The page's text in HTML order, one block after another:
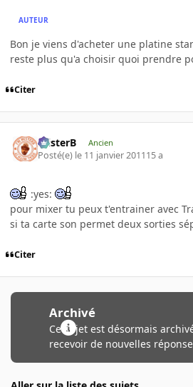
AUTEUR
Bon je viens d'acheter une platine
reste plus qu'a choisir quoi prendre
Citer
misterB Ancien
Posté(e) le 11 janvier 201115 a
:yes:
pour mixer tu peux t'entrainer avec
si ta carte son permet deux sorties
Citer
Archivé
Ce sujet est désormais
recevoir de nouvelles